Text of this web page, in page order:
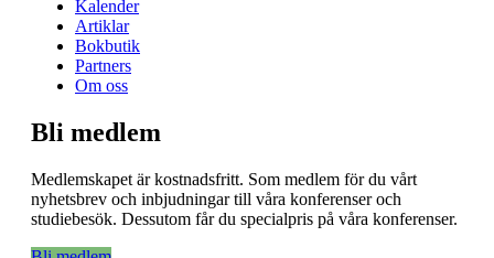
Kalender
Artiklar
Bokbutik
Partners
Om oss
Bli medlem
Medlemskapet är kostnadsfritt. Som medlem för du vårt
nyhetsbrev och inbjudningar till våra konferenser och
studiebesök. Dessutom får du specialpris på våra konferenser.